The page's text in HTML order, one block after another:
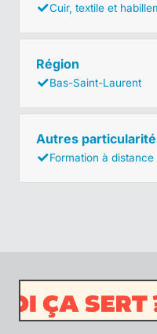
Cuir, textile et
Région
Bas-Saint-Laurent
Autres
Formation à distance